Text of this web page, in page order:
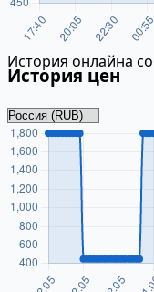
История онлайна
История цен